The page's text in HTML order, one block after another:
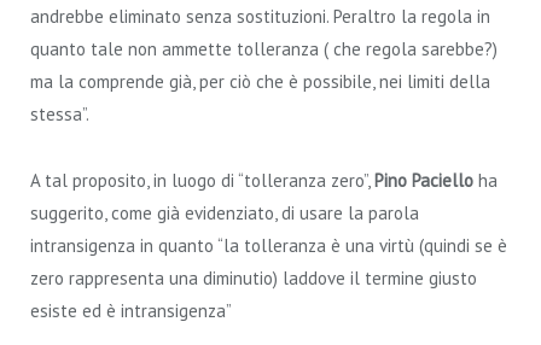
andrebbe eliminato senza sostituzioni. Peraltro la regola in
quanto tale non ammette tolleranza ( che regola sarebbe?)
ma la comprende già, per ciò che è possibile, nei limiti della
stessa”.
A tal proposito, in luogo di “tolleranza zero”,Pino Paciello ha
suggerito, come già evidenziato, di usare la parola
intransigenza in quanto “la tolleranza è una virtù (quindi se è
zero rappresenta una diminutio) laddove il termine giusto
esiste ed è intransigenza”